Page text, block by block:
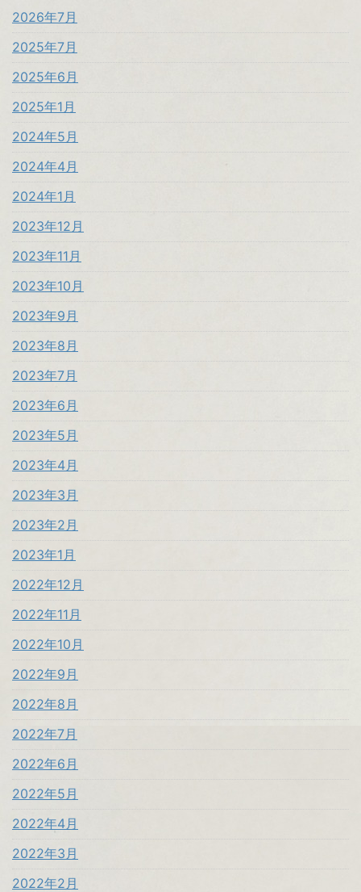
2026年7月
2025年7月
2025年6月
2025年1月
2024年5月
2024年4月
2024年1月
2023年12月
2023年11月
2023年10月
2023年9月
2023年8月
2023年7月
2023年6月
2023年5月
2023年4月
2023年3月
2023年2月
2023年1月
2022年12月
2022年11月
2022年10月
2022年9月
2022年8月
2022年7月
2022年6月
2022年5月
2022年4月
2022年3月
2022年2月